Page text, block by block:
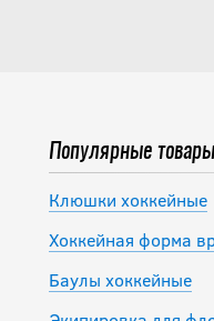
Популярные товары
Клюшки хоккейные
Хоккейная форма
Баулы хоккейные